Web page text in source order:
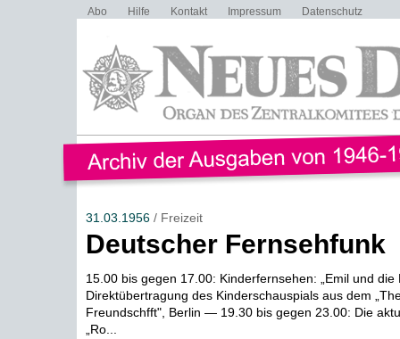
Abo Hilfe Kontakt Impressum Datenschutz
31.03.1956/ Freizeit
Deutscher Fernsehfunk
15.00 bis gegen 17.00: Kinderfernsehen: „Emil und
Direktübertragung des Kinderschauspials aus dem
Freundschfft", Berlin — 19.30 bis gegen 23.00: Die
„Ro...